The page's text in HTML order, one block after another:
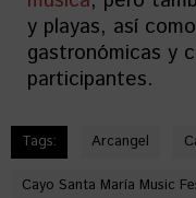
y playas, así
gastronómicas y
participantes.
Tags: Arcangel
Cayo Santa María Music